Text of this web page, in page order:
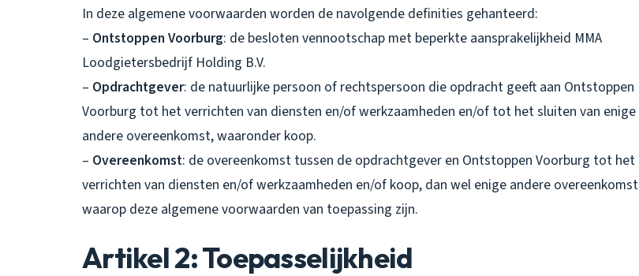
In deze algemene voorwaarden worden de navolgende definities gehanteerd:
– Ontstoppen Voorburg: de besloten vennootschap met beperkte aansprakelijkheid MMA
Loodgietersbedrijf Holding B.V.
– Opdrachtgever: de natuurlijke persoon of rechtspersoon die opdracht geeft aan Ontstoppen
Voorburg tot het verrichten van diensten en/of werkzaamheden en/of tot het sluiten van enige
andere overeenkomst, waaronder koop.
– Overeenkomst: de overeenkomst tussen de opdrachtgever en Ontstoppen Voorburg tot het
verrichten van diensten en/of werkzaamheden en/of koop, dan wel enige andere overeenkomst
waarop deze algemene voorwaarden van toepassing zijn.
Artikel 2: Toepasselijkheid